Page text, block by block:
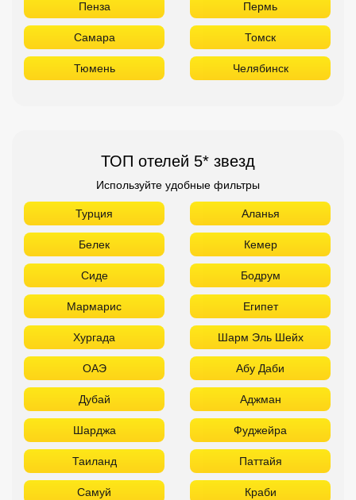
Н. Новгород Оренбург
Пенза Пермь
Самара Томск
ТОП отелей 5* звезд
Используйте удобные фильтры
Турция Аланья
Белек Кемер
Сиде Бодрум
Мармарис Египет
Хургада Шарм Эль Шейх
ОАЭ Абу Даби
Дубай Аджман
Шарджа Фуджейра